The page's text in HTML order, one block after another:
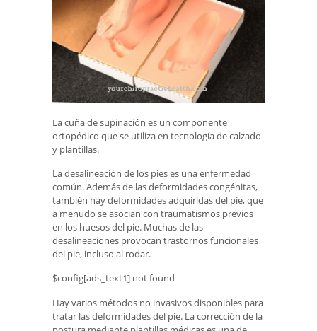
La cuña de supinación es un componente
ortopédico que se utiliza en tecnología de calzado
y plantillas.
La desalineación de los pies es una enfermedad
común. Además de las deformidades congénitas,
también hay deformidades adquiridas del pie, que
a menudo se asocian con traumatismos previos
en los huesos del pie. Muchas de las
desalineaciones provocan trastornos funcionales
del pie, incluso al rodar.
$config[ads_text1] not found
Hay varios métodos no invasivos disponibles para
tratar las deformidades del pie. La corrección de la